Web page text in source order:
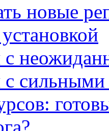
новые
сильными